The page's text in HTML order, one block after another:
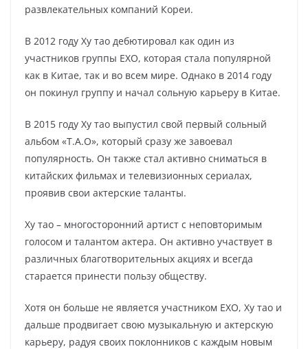
развлекательных компаний Кореи.
В 2012 году Ху тао дебютировал как один из
участников группы EXO, которая стала популярной
как в Китае, так и во всем мире. Однако в 2014 году
он покинул группу и начал сольную карьеру в Китае.
В 2015 году Ху тао выпустил свой первый сольный
альбом «T.A.O», который сразу же завоевал
популярность. Он также стал активно сниматься в
китайских фильмах и телевизионных сериалах,
проявив свои актерские таланты.
Ху тао – многосторонний артист с неповторимым
голосом и талантом актера. Он активно участвует в
различных благотворительных акциях и всегда
старается принести пользу обществу.
Хотя он больше не является участником EXO, Ху тао и
дальше продвигает свою музыкальную и актерскую
карьеру, радуя своих поклонников с каждым новым